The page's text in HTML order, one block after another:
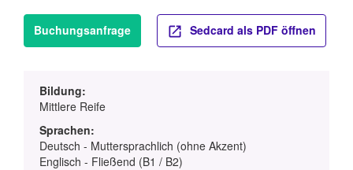
Buchungsanfrage Sedcard als PDF öffnen
Bildung:
Mittlere Reife
Sprachen:
Deutsch - Muttersprachlich (ohne Akzent)
Englisch - Fließend (B1 / B2)